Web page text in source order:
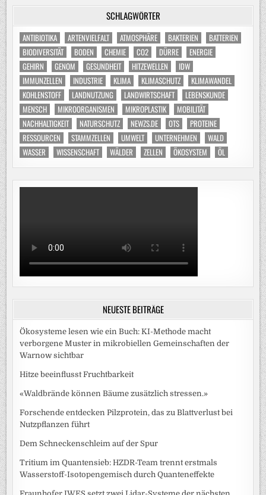
SCHLAGWÖRTER
ANTIBIOTIKA ARTENVIELFALT ATMOSPHÄRE BAKTERIEN
BATTERIEN
BIODIVERSITÄT
BODEN CHEMIE CO2 DÜRRE
ENERGIE
GEHIRN
GENOM GESUNDHEIT HITZEWELLEN
IDW
IMMUNZELLEN
INDUSTRIE KLIMA KLIMASCHUTZ
KLIMAWANDEL
KOHLENSTOFF
LANDNUTZUNG LANDWIRTSCHAFT
LEBENSKUNDE
MENSCH
MIKROORGANISMEN MIKROPLASTIK
MOBILITÄT
NACHHALTIGKEIT
NATURSCHUTZ NEWZS.DE OTS
PROTEINE
RESSOURCEN
STAMMZELLEN UMWELT UNTERNEHMEN
WALD
WASSER
WISSENSCHAFT WÄLDER ZELLEN ÖKOSYSTEM ÖL
NEUESTE BEITRÄGE
Ökosysteme lesen wie ein Buch: KI-Methode macht
verborgene Muster in mikrobiellen Gemeinschaften der
Warnow sichtbar
Hitze beeinflusst Fruchtbarkeit
«Waldbrände können Bäume zusätzlich stressen.»
Forschende entdecken Pilzprotein, das zu Blattverlust bei
Nutzpflanzen führt
Dem Schneckenschleim auf der Spur
Tritium im Quantensieb: HZDR-Team trennt erstmals
Wasserstoff-Isotopengemisch durch Quanteneffekte